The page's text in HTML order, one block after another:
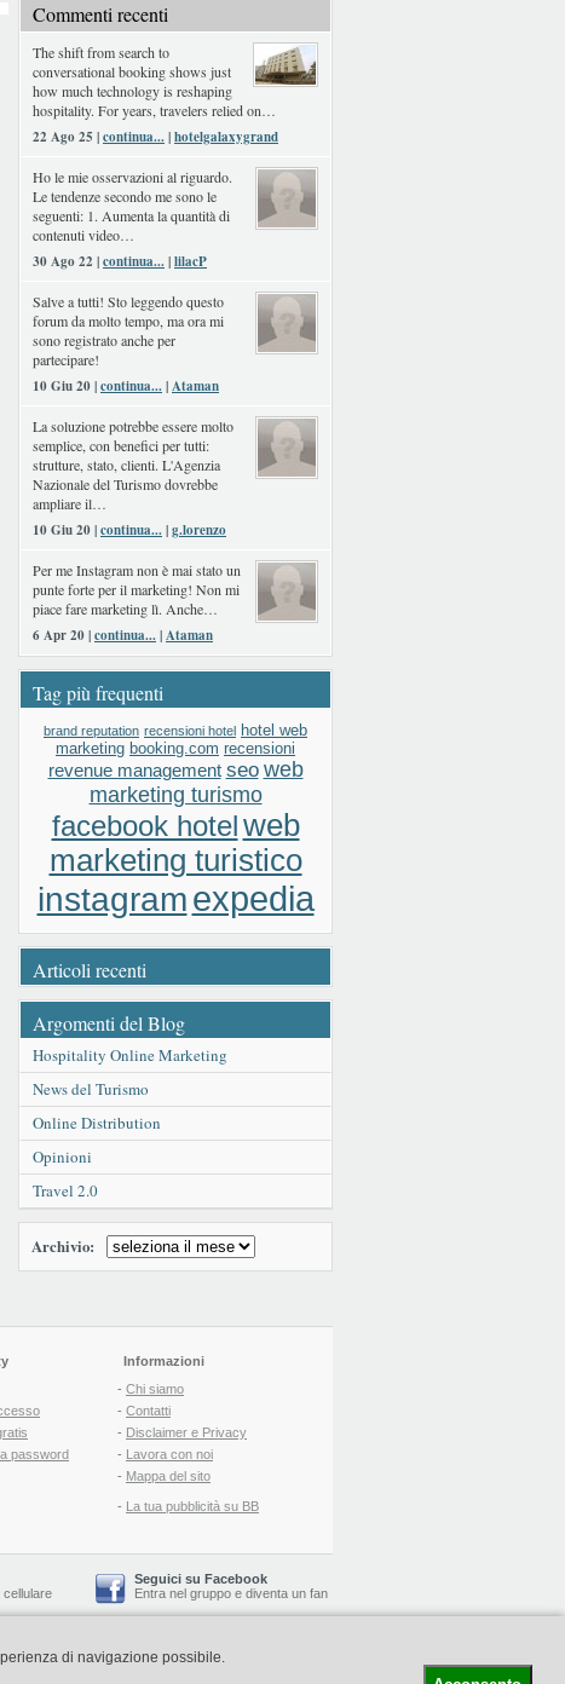
Commenti recenti
The shift from search to
conversational booking shows just
how much technology is reshaping
hospitality. For years, travelers relied on…
22 Ago 25 |continua...|hotelgalaxygrand
Ho le mie osservazioni al riguardo.
Le tendenze secondo me sono le
seguenti: 1. Aumenta la quantità di
contenuti video…
30 Ago 22 |continua...|lilacP
Salve a tutti! Sto leggendo questo
forum da molto tempo, ma ora mi
sono registrato anche per
partecipare!
10 Giu 20 |continua...|Ataman
La soluzione potrebbe essere molto
semplice, con benefici per tutti:
strutture, stato, clienti. L'Agenzia
Nazionale del Turismo dovrebbe
ampliare il…
10 Giu 20 |continua...|g.lorenzo
Per me Instagram non è mai stato un
punte forte per il marketing! Non mi
piace fare marketing lì. Anche…
6 Apr 20 |continua...|Ataman
Tag più frequenti
brand reputation recensioni hotel hotel web
marketing booking.com recensioni
revenue management seo web
marketing turismo
facebook hotelweb
marketing turistico
instagramexpedia
Articoli recenti
Argomenti del Blog
Hospitality Online Marketing
News del Turismo
Online Distribution
Opinioni
Travel 2.0
Archivio:
password
Informazioni
- Chi siamo
- Contatti
- Disclaimer e Privacy
- Lavora con noi
- Mappa del sito
- La tua pubblicità su BB
cellulare
Seguici su Facebook
Entra nel gruppo e diventa un fan
-Booking Blog™ -Il blog del Web Marketing Turistico
di navigazione possibile.